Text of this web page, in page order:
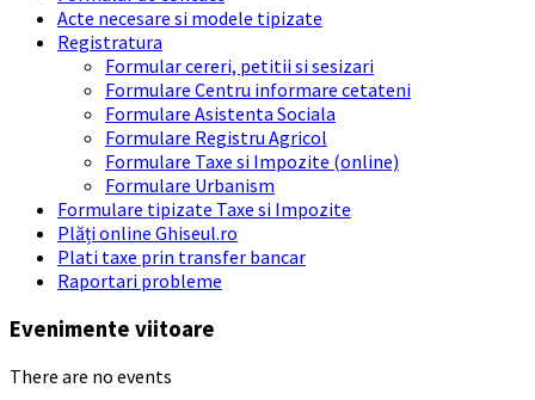
Acte necesare si modele tipizate
Registratura
Formular cereri, petitii si sesizari
Formulare Centru informare cetateni
Formulare Asistenta Sociala
Formulare Registru Agricol
Formulare Taxe si Impozite (online)
Formulare Urbanism
Formulare tipizate Taxe si Impozite
Plăți online Ghiseul.ro
Plati taxe prin transfer bancar
Raportari probleme
Evenimente viitoare
There are no events